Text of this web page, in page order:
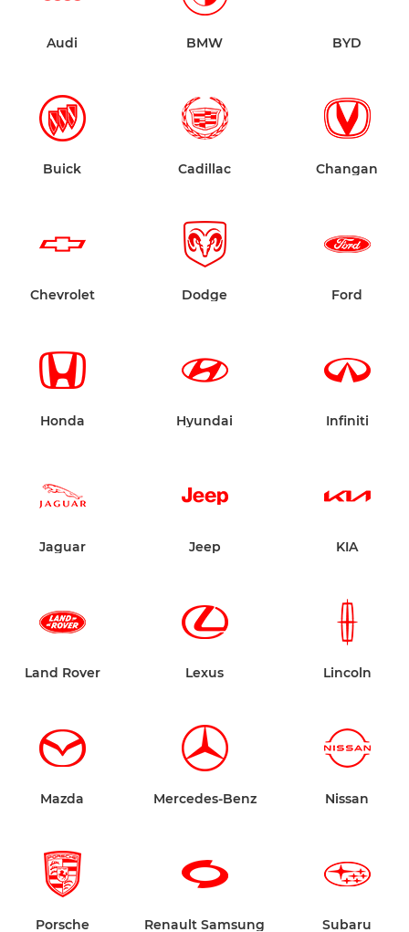
Audi BMW BYD
Buick Cadillac Changan
Chevrolet Dodge Ford
Honda Hyundai Infiniti
Jaguar Jeep KIA
Land Rover Lexus Lincoln
Mazda Mercedes-Benz Nissan
Porsche Renault Samsung Subaru